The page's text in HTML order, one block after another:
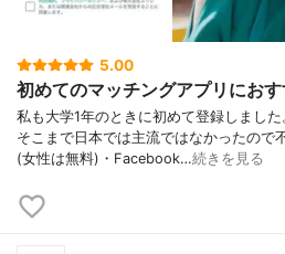
5.00
初めてのマッチングアプリにおす
私も大学1年のときに初めて登録しまし
そこまで日本では主流ではなかったので
(女性は無料)・Facebook…続きを見る